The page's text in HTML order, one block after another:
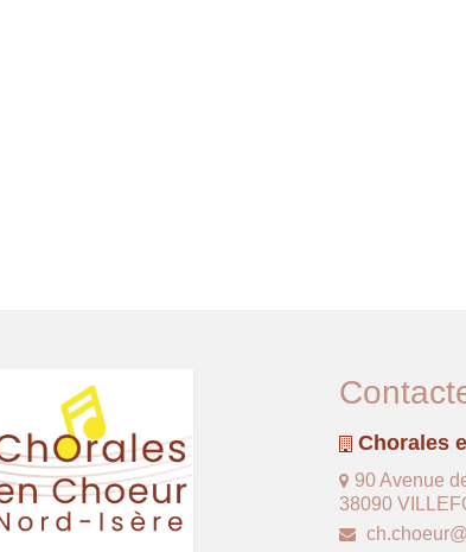
Chorales
90 Avenue
38090